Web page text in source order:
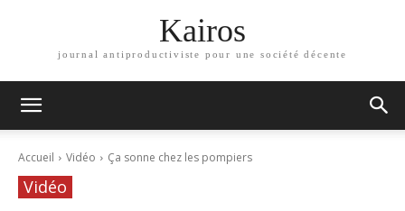
Kairos
journal antiproductiviste pour une société décente
Accueil Vidéo Ça sonne chez les pompiers
Vidéo